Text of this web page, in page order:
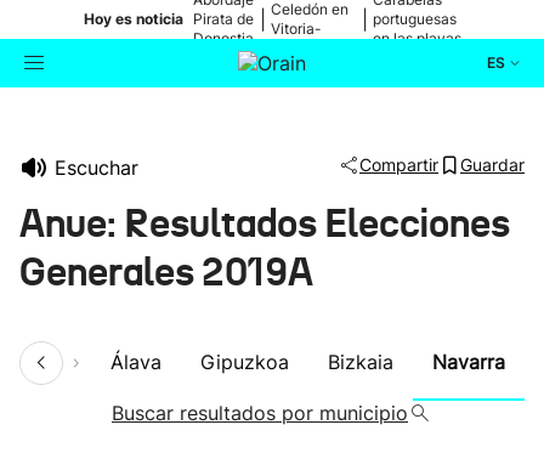
Hoy es noticia Pirata de
Donostia
Celedón en
Vitoria-
portuguesas
en las playas
ES
Cultura
Escuchar Compartir Guardar
Anue: Resultados Elecciones
Generales 2019A
Álava Gipuzkoa Bizkaia Navarra
Buscar resultados por municipio